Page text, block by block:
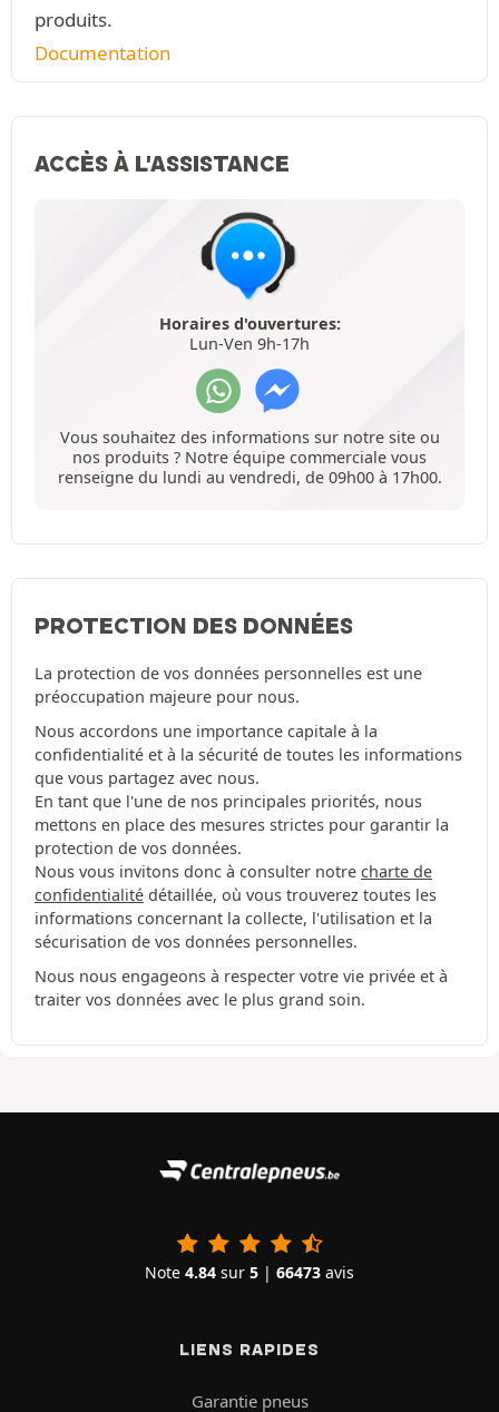
produits.
Documentation
ACCÈS À L'ASSISTANCE
Horaires d'ouvertures:
Lun-Ven 9h-17h
Vous souhaitez des informations sur notre site ou
nos produits ? Notre équipe commerciale vous
renseigne du lundi au vendredi, de 09h00 à 17h00.
PROTECTION DES DONNÉES
La protection de vos données personnelles est une
préoccupation majeure pour nous.
Nous accordons une importance capitale à la
confidentialité et à la sécurité de toutes les informations
que vous partagez avec nous.
En tant que l'une de nos principales priorités, nous
mettons en place des mesures strictes pour garantir la
protection de vos données.
Nous vous invitons donc à consulter notre charte de
confidentialité détaillée, où vous trouverez toutes les
informations concernant la collecte, l'utilisation et la
sécurisation de vos données personnelles.
Nous nous engageons à respecter votre vie privée et à
traiter vos données avec le plus grand soin.
Note 4.84 sur 5 | 66473 avis
LIENS RAPIDES
Garantie pneus